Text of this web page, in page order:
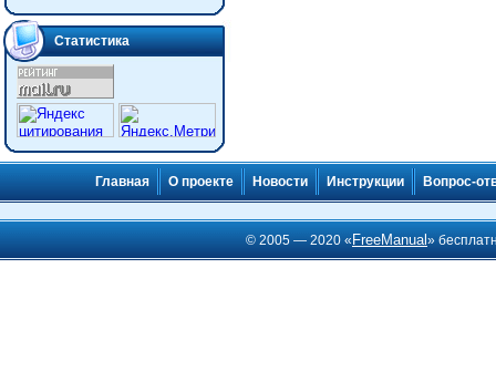
Статистика
Главная О проекте Новости Инструкции Вопрос-
© 2005 — 2020 « FreeManual»